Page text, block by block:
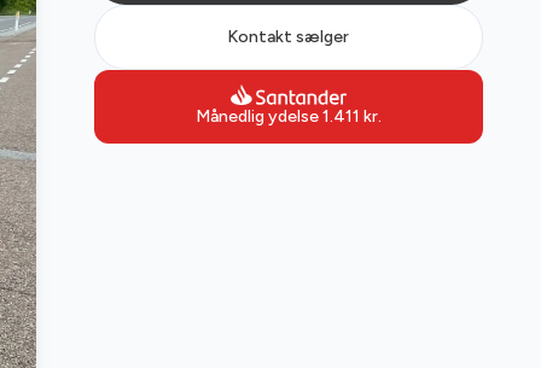
Kontakt sælger
Månedlig ydelse1.411 kr.